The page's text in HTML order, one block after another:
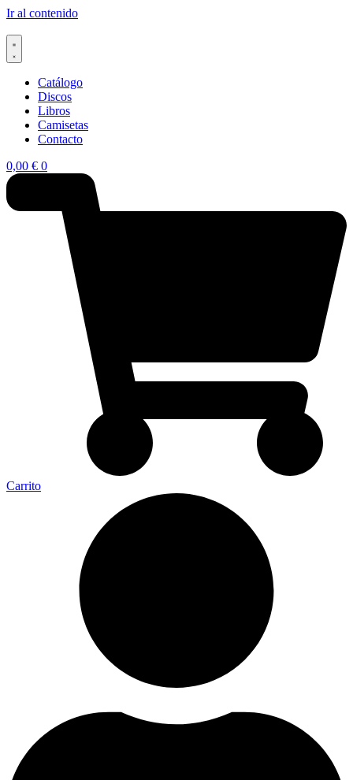
Ir al contenido
Catálogo
Discos
Libros
Camisetas
Contacto
0,00 € 0
Carrito